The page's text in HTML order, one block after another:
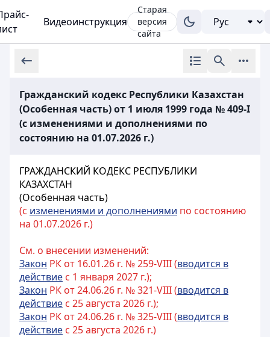
Видеоинструкция
Старая
версия
сайта
Гражданский кодекс Республики Казахстан
(Особенная часть) от 1 июля 1999 года № 409-I
(с изменениями и дополнениями по
состоянию на 01.07.2026 г.)
ГРАЖДАНСКИЙ КОДЕКС РЕСПУБЛИКИ
КАЗАХСТАН
(Особенная часть)
(с изменениями и дополнениями по состоянию
на 01.07.2026 г.)
См. о внесении изменений:
Закон РК от 16.01.26 г. № 259-VIII (вводится в
действие с 1 января 2027 г.);
Закон РК от 24.06.26 г. № 321-VIII (вводится в
действие с 25 августа 2026 г.);
Закон РК от 24.06.26 г. № 325-VIII (вводится в
действие с 25 августа 2026 г.)